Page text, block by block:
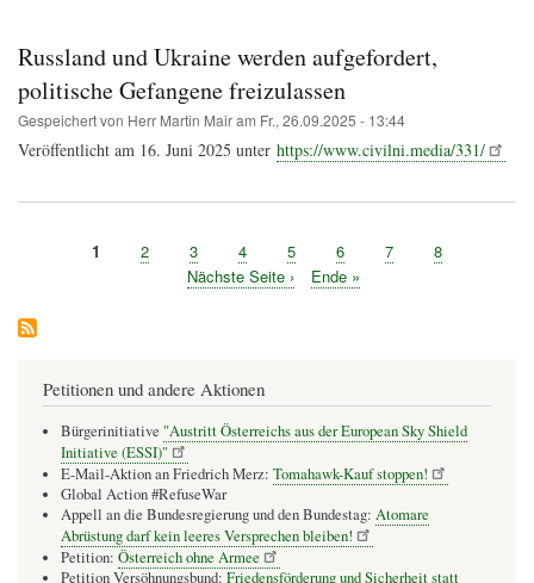
Faschismus
und
Slawa
ganz
normal?
Russland und Ukraine werden aufgefordert,
politische Gefangene freizulassen
Gespeichert von Herr Martin Mairam Fr., 26.09.2025 - 13:44
Veröffentlicht am 16. Juni 2025 unter https://www.civilni.media/331/
Seitennummerierung
Seite
1 Seite
2 Seite
3 Seite
4 Seite
5 Seite
6 Seite
7 Seite
8
Nächste
Nächste Seite ›
Letzte
Ende »
Petitionen und andere Aktionen
Bürgerinitiative "Austritt Österreichs aus der European Sky Shield
Initiative (ESSI)"
E-Mail-Aktion an Friedrich Merz: Tomahawk-Kauf stoppen!
Global Action #RefuseWar
Appell an die Bundesregierung und den Bundestag: Atomare
Abrüstung darf kein leeres Versprechen bleiben!
Petition: Österreich ohne Armee
Petition Versöhnungsbund: Friedensförderung und Sicherheit statt